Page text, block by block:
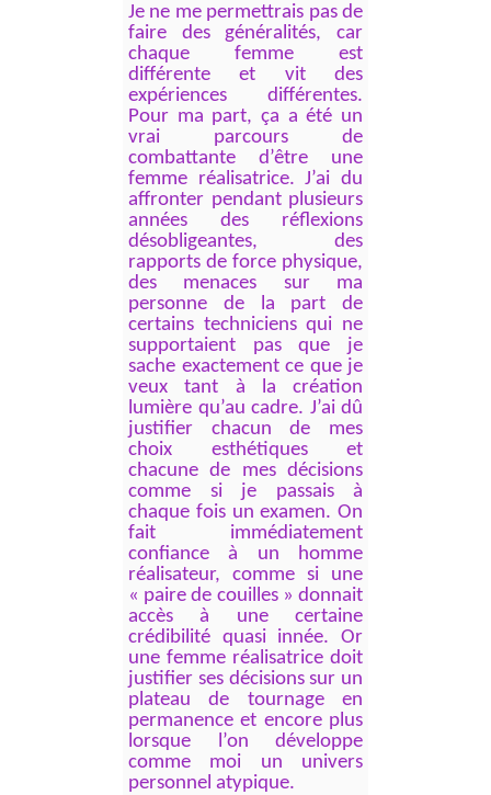
Je ne me permettrais pas de
faire des généralités, car
chaque femme est
différente et vit des
expériences différentes.
Pour ma part, ça a été un
vrai parcours de
combattante d’être une
femme réalisatrice. J’ai du
affronter pendant plusieurs
années des réflexions
désobligeantes, des
rapports de force physique,
des menaces sur ma
personne de la part de
certains techniciens qui ne
supportaient pas que je
sache exactement ce que je
veux tant à la création
lumière qu’au cadre. J’ai dû
justifier chacun de mes
choix esthétiques et
chacune de mes décisions
comme si je passais à
chaque fois un examen. On
fait immédiatement
confiance à un homme
réalisateur, comme si une
« paire de couilles » donnait
accès à une certaine
crédibilité quasi innée. Or
une femme réalisatrice doit
justifier ses décisions sur un
plateau de tournage en
permanence et encore plus
lorsque l’on développe
comme moi un univers
personnel atypique.